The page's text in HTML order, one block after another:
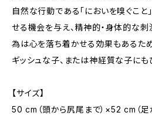
自然な行動である「においを嗅ぐこと
せる機会を与え、精神的・身体的な刺
為は心を落ち着かせる効果もあるた
ギッシュな子、または神経質な子にも
【サイズ】
50 cm（頭から尻尾まで）×52 cm（足